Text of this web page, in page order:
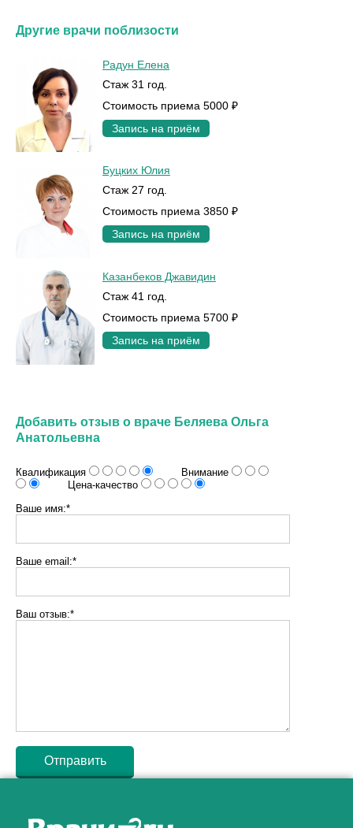
Другие врачи поблизости
Радун Елена
Стаж 31 год.
Стоимость приема 5000 ₽
Запись на приём
Буцких Юлия
Стаж 27 год.
Стоимость приема 3850 ₽
Запись на приём
Казанбеков Джавидин
Стаж 41 год.
Стоимость приема 5700 ₽
Запись на приём
Добавить отзыв о враче Беляева Ольга
Анатольевна
Квалификация
Внимание
Цена-качество
Ваше имя:*
Ваше email:*
Ваш отзыв:*